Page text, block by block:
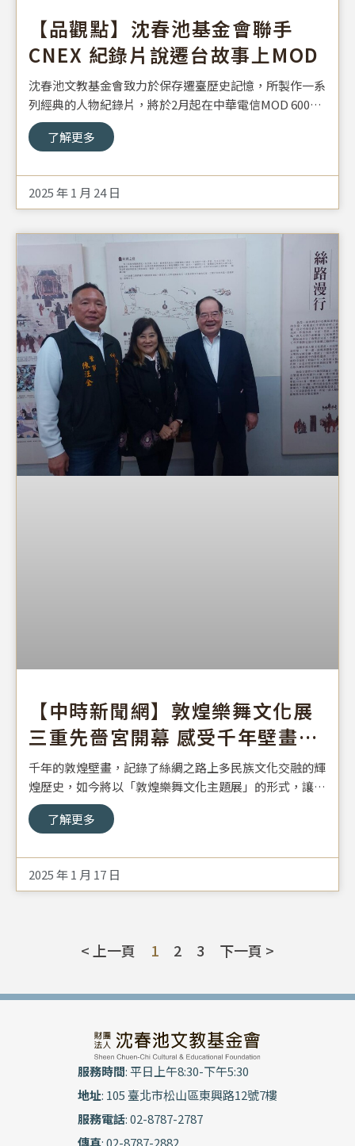
【品觀點】沈春池基金會聯手
CNEX 紀錄片說遷台故事上MOD
沈春池文教基金會致力於保存遷臺歷史記憶，所製作一系
列經典的人物紀錄片，將於2月起在中華電信MOD 600台
CNEX視納華仁紀實頻道播出。這是基金會與專業紀錄片
平台的一次深度合作，希望讓更多觀眾欣賞到這些承載遷
了解更多
2025 年 1 月 24 日
【中時新聞網】敦煌樂舞文化展
三重先嗇宮開幕 感受千年壁畫的
音樂舞蹈之美
千年的敦煌壁畫，記錄了絲綢之路上多民族文化交融的輝
煌歷史，如今將以「敦煌樂舞文化主題展」的形式，讓台
灣民眾一探千年前的音樂與舞蹈盛宴。
了解更多
2025 年 1 月 17 日
< 上一頁 1 2 3 下一頁 >
服務時間: 平日上午8:30-下午5:30
地址: 105 臺北市松山區東興路12號7樓
服務電話: 02-8787-2787
傳真: 02-8787-2882